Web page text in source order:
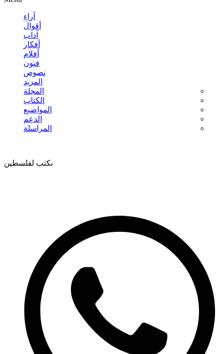
آراء
أقوال
آداب
أفكار
أفلام
فنون
نصوص
المزيد
المجلة
الكتاب
المواضيع
الدعم
المراسلة
نكتب لفلسطين